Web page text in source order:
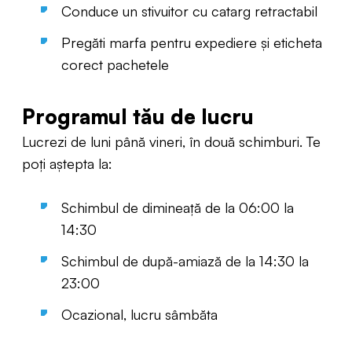
Conduce un stivuitor cu catarg retractabil
Pregăti marfa pentru expediere și eticheta
corect pachetele
Programul tău de lucru
Lucrezi de luni până vineri, în două schimburi. Te
poți aștepta la:
Schimbul de dimineață de la 06:00 la
14:30
Schimbul de după-amiază de la 14:30 la
23:00
Ocazional, lucru sâmbăta